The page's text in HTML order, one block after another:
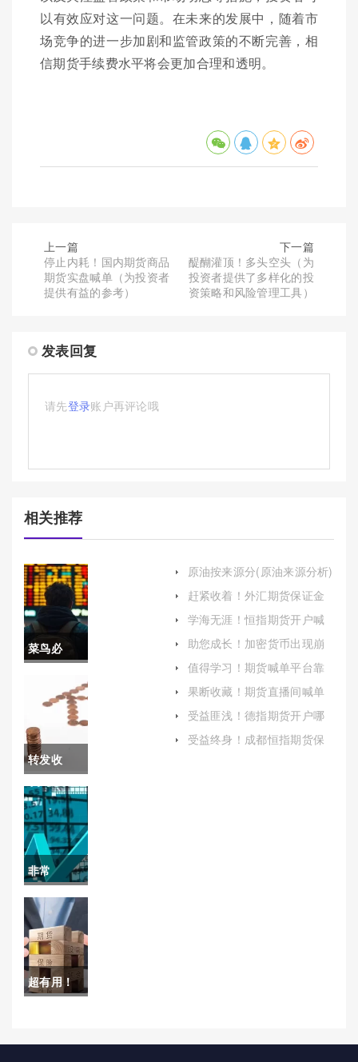
以有效应对这一问题。在未来的发展中，随着市
场竞争的进一步加剧和监管政策的不断完善，相
信期货手续费水平将会更加合理和透明。
上一篇
停止内耗！国内期货商品
期货实盘喊单（为投资者
提供有益的参考）
下一篇
醍醐灌顶！多头空头（为
投资者提供了多样化的投
资策略和风险管理工具）
发表回复
请先登录账户再评论哦
相关推荐
菜鸟必
白银期货
开户（充
分了解白
银市场的
基本运作
机制和市
场波动情
况）
转发收
藏！芒果
直播期货
喊单(投资
新视角与
风险解析)
非常
nice！今
日焦煤期
货喊单直
播行情(焦
超有用！
黄金多空
原油按来源分(原油来源分析)
赶紧收着！外汇期货保证金
学海无涯！恒指期货开户喊
助您成长！加密货币出现崩
来展望
值得学习！期货喊单平台靠
果断收藏！期货直播间喊单
和利用这一工具)
受益匪浅！德指期货开户哪
载)
受益终身！成都恒指期货保